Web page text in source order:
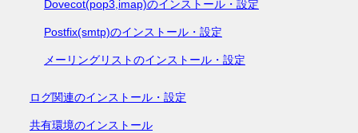
Dovecot(pop3,imap)のインストール・設定
Postfix(smtp)のインストール・設定
メーリングリストのインストール・設定
ログ関連のインストール・設定
共有環境のインストール